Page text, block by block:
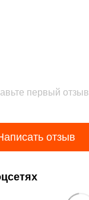
первый отзыв
отзыв